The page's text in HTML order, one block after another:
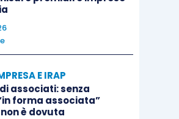
dalle modalità di
confermato che,
a titolo di riaddebito delle
studio erogate da
ad esempio, una Società tra
STP) che occupa parte
E IRAP
associati: senza
forma associata”
è dovuta